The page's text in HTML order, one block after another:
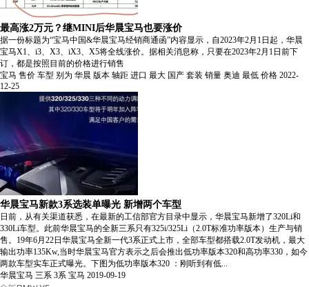
最高涨2万元？继MINI后华晨宝马也要涨价
据一份标题为“宝马中国&华晨宝马经销商通函”内容显示，自2023年2月1日起，华晨
宝马X1、i3、X3、iX3、X5将全线涨价。据相关消息称，只要在2023年2月1日前下
订，都是按照目前的价格进行销售
宝马 售价 车型 别为 华晨 版本 轴距 进口 最大 国产 套装 销量 奥迪 最低 价格 2022-
12-25
华晨宝马新款3系选装单曝光 新增两个车型
日前，从有关渠道获悉，在最新的工信部官方目录中显示，华晨宝马新增了320Li和
330Li车型。此前华晨宝马的全新三系只有325i/325Li（2.0T标准功率版本）生产与销
售。19年6月22日华晨宝马全新一代3系正式上市，全部车型都搭载2.0T发动机，最大
输出功率135Kw,当时华晨宝马官方表示之后会推出低功率版本320和高功率330，如今
两款车型实车正式曝光。下图为低功率版本320 ：刚听到有低...
华晨宝马 三系 3系 宝马 2019-09-19